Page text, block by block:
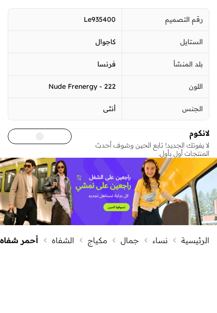
رقم التصميم Le935400
الستايل كاجوال
بلد المنشأ فرنسا
اللون 222 - Nude Frenergy
الجنس أنثى
لانكوم
لا يفوتك الجديد! تابع الحين وشوف أحدث
المنتجات أول بأول.
الرئيسية نساء جمال مكياج الشفاه أحمر شفاه